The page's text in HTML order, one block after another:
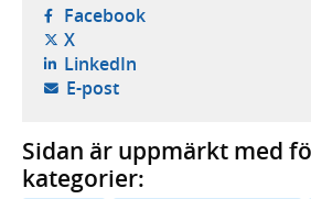
Facebook- öppnas i ny flik,
X- öppnas i ny flik, extern
LinkedIn- öppnas i ny flik,
E-post- öppnar din e-
Sidan är uppmärkt med
kategorier: